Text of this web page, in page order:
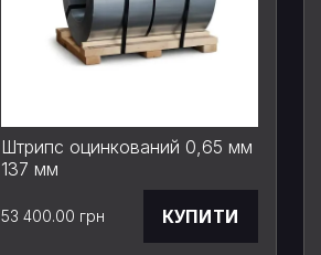
Штрипс оцинкований 0,65 мм
137 мм
53 400.00 грн КУПИТИ